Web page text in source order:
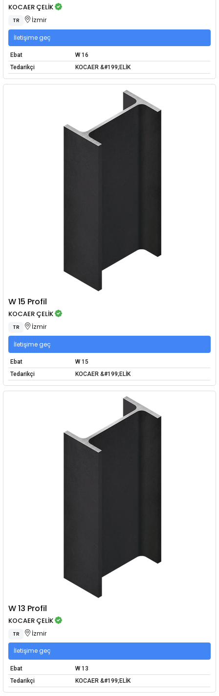
KOCAER ÇELİK
TR İzmir
İletişime geç
Ebat
W 16
Tedarikçi
KOCAER &#199;ELİK
W 15 Profil
KOCAER ÇELİK
TR İzmir
İletişime geç
Ebat
W 15
Tedarikçi
KOCAER &#199;ELİK
W 13 Profil
KOCAER ÇELİK
TR İzmir
İletişime geç
Ebat
W 13
Tedarikçi
KOCAER &#199;ELİK